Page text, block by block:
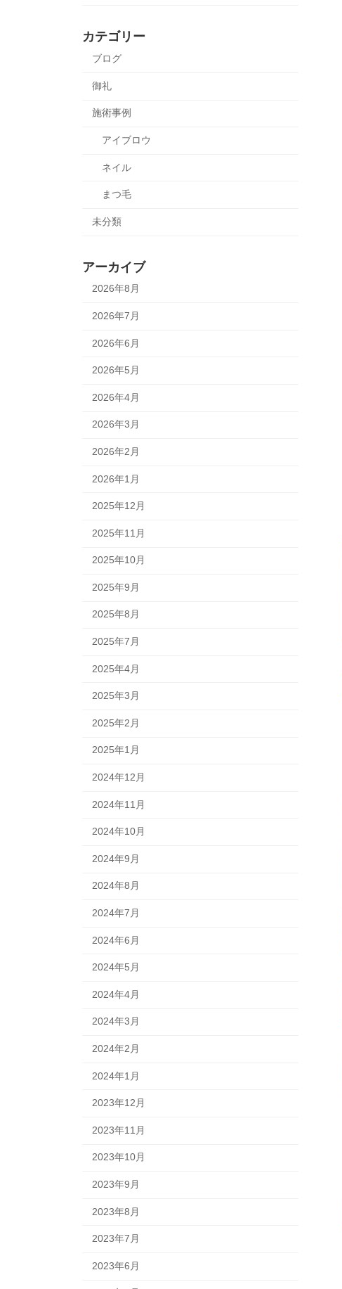
カテゴリー
ブログ
御礼
施術事例
アイブロウ
ネイル
まつ毛
未分類
アーカイブ
2026年8月
2026年7月
2026年6月
2026年5月
2026年4月
2026年3月
2026年2月
2026年1月
2025年12月
2025年11月
2025年10月
2025年9月
2025年8月
2025年7月
2025年4月
2025年3月
2025年2月
2025年1月
2024年12月
2024年11月
2024年10月
2024年9月
2024年8月
2024年7月
2024年6月
2024年5月
2024年4月
2024年3月
2024年2月
2024年1月
2023年12月
2023年11月
2023年10月
2023年9月
2023年8月
2023年7月
2023年6月